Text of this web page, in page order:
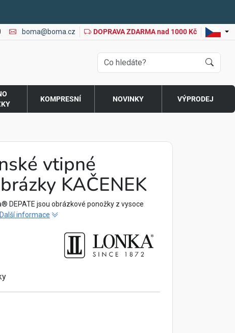
boma@boma.cz DOPRAVA ZDARMA nad 1000 Kč
KOMPRESNÍ NOVINKY VÝPRODEJ
vtipné
KAČENEK
DEPATE jsou obrázkové ponožky z vysoce
Další informace